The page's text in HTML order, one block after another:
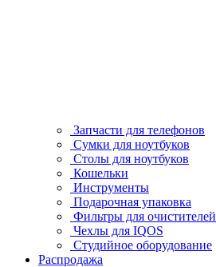
Запчасти для телефонов
Сумки для ноутбуков
Столы для ноутбуков
Кошельки
Инструменты
Подарочная упаковка
Фильтры для очистителей
Чехлы для IQOS
Студийное оборудование
Распродажа